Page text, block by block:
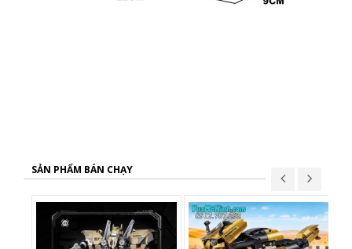
SẢN PHẨM BÁN CHẠY